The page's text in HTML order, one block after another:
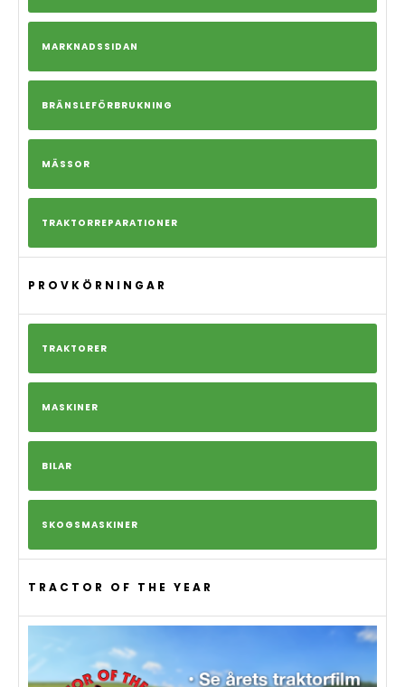
MARKNADSSIDAN
BRÄNSLEFÖRBRUKNING
MÄSSOR
TRAKTORREPARATIONER
PROVKÖRNINGAR
TRAKTORER
MASKINER
BILAR
SKOGSMASKINER
TRACTOR OF THE YEAR